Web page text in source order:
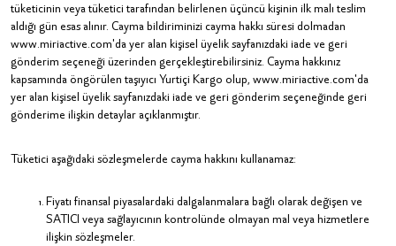
tüketicinin veya tüketici tarafından belirlenen üçüncü kişinin ilk malı teslim
aldığı gün esas alınır. Cayma bildiriminizi cayma hakkı süresi dolmadan
www.miriactive.com'da yer alan kişisel üyelik sayfanızdaki iade ve geri
gönderim seçeneği üzerinden gerçekleştirebilirsiniz. Cayma hakkınız
kapsamında öngörülen taşıyıcı Yurtiçi Kargo olup, www.miriactive.com'da
yer alan kişisel üyelik sayfanızdaki iade ve geri gönderim seçeneğinde geri
gönderime ilişkin detaylar açıklanmıştır.
Tüketici aşağıdaki sözleşmelerde cayma hakkını kullanamaz:
Fiyatı finansal piyasalardaki dalgalanmalara bağlı olarak değişen ve
SATICI veya sağlayıcının kontrolünde olmayan mal veya hizmetlere
ilişkin sözleşmeler.